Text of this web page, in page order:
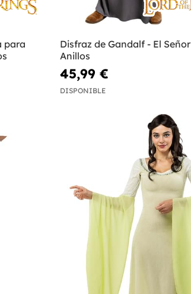
para
Disfraz de Gandalf - El
Anillos
45,99 €
DISPONIBLE